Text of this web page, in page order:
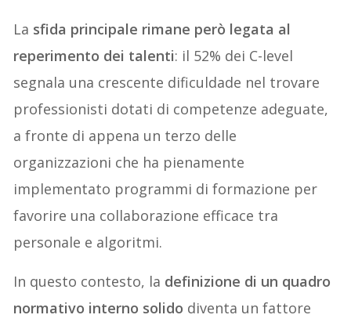
La sfida principale rimane però legata al
reperimento dei talenti: il 52% dei C-level
segnala una crescente dificuldade nel trovare
professionisti dotati di competenze adeguate,
a fronte di appena un terzo delle
organizzazioni che ha pienamente
implementato programmi di formazione per
favorire una collaborazione efficace tra
personale e algoritmi.
In questo contesto, la definizione di un quadro
normativo interno solido diventa un fattore